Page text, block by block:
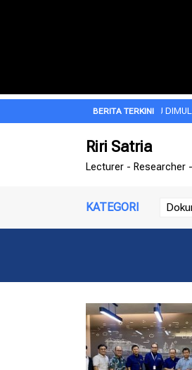
JIWA BESAR ITU DIMULAI DARI
Riri Satria
Lecturer - Researcher
KATEGORI